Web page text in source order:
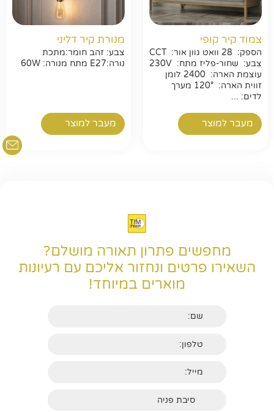
חפשו באתר
צמוד קיר קופי
הספק: 28 וואט גוון אור: CCT
צבע: שחור-פליז מתח: 230V
עוצמת הארה: 2400 לומן
זווית הארה: 120° מערך
לדים: ...
מעבר למוצר
מנורת קיר דליני
צבע: זהב חומר:מתכת
נורה:E27 מתח מנורה: 60W
מעבר למוצר
מחפשים פתרון תאורה מושלם?
השאירו פרטים ונחזור אליכם עם רעיונות
מוארים במיוחד!